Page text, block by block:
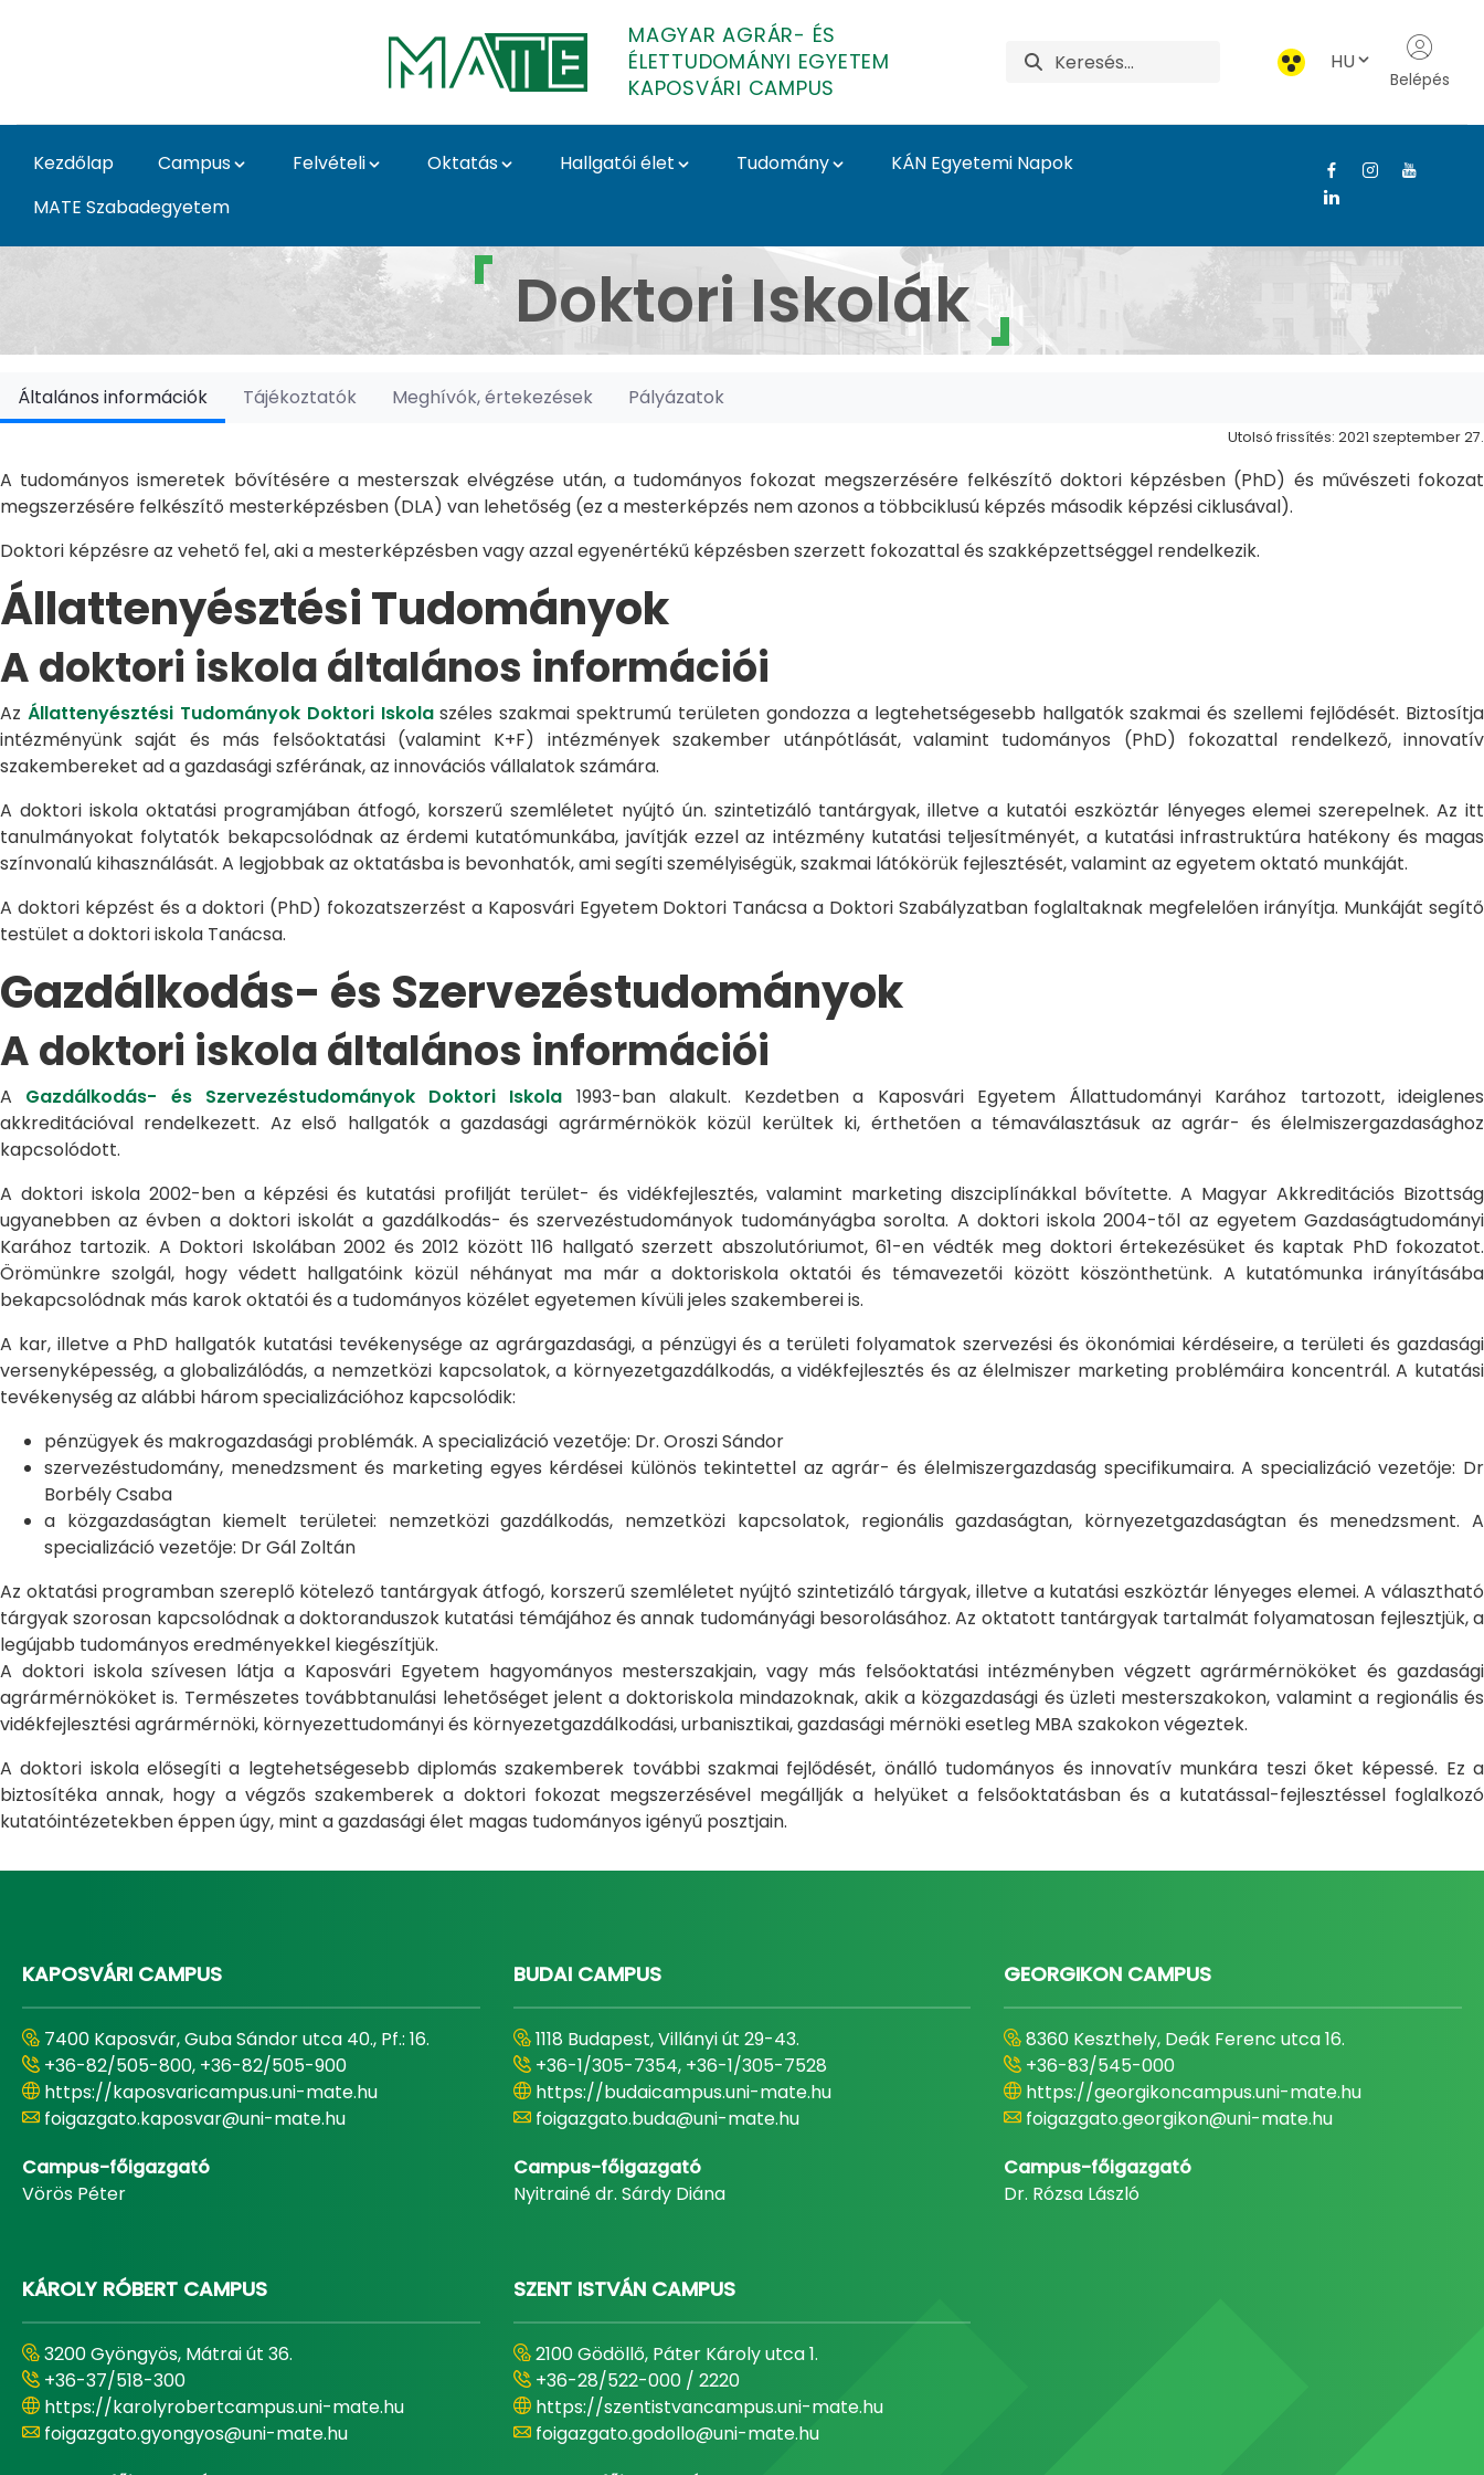
MAGYAR AGRÁR- ÉS
ÉLETTUDOMÁNYI EGYETEM
KAPOSVÁRI CAMPUS
HU
Belépés
Kezdőlap Campus Felvételi Oktatás Hallgatói élet Tudomány
KÁN Egyetemi Napok
MATE Szabadegyetem
Doktori Iskolák - Kaposvári Campus
Doktori Iskolák
Általános információk Tájékoztatók Meghívók, értekezések Pályázatok
Utolsó frissítés: 2021 szeptember 27.
A tudományos ismeretek bővítésére a mesterszak elvégzése után, a tudományos fokozat megszerzésére felkészítő doktori képzésben (PhD) és művészeti fokozat
megszerzésére felkészítő mesterképzésben (DLA) van lehetőség (ez a mesterképzés nem azonos a többciklusú képzés második képzési ciklusával).
Doktori képzésre az vehető fel, aki a mesterképzésben vagy azzal egyenértékű képzésben szerzett fokozattal és szakképzettséggel rendelkezik.
Állattenyésztési Tudományok
A doktori iskola általános információi
Az Állattenyésztési Tudományok Doktori Iskolaszéles szakmai spektrumú területen gondozza a legtehetségesebb hallgatók szakmai és szellemi fejlődését. Biztosítja
intézményünk saját és más felsőoktatási (valamint K+F) intézmények szakember utánpótlását, valamint tudományos (PhD) fokozattal rendelkező, innovatív
szakembereket ad a gazdasági szférának, az innovációs vállalatok számára.
A doktori iskola oktatási programjában átfogó, korszerű szemléletet nyújtó ún. szintetizáló tantárgyak, illetve a kutatói eszköztár lényeges elemei szerepelnek. Az itt
tanulmányokat folytatók bekapcsolódnak az érdemi kutatómunkába, javítják ezzel az intézmény kutatási teljesítményét, a kutatási infrastruktúra hatékony és magas
színvonalú kihasználását. A legjobbak az oktatásba is bevonhatók, ami segíti személyiségük, szakmai látókörük fejlesztését, valamint az egyetem oktató munkáját.
A doktori képzést és a doktori (PhD) fokozatszerzést a Kaposvári Egyetem Doktori Tanácsa a Doktori Szabályzatban foglaltaknak megfelelően irányítja. Munkáját segítő
testület a doktori iskola Tanácsa.
Gazdálkodás- és Szervezéstudományok
A doktori iskola általános információi
A Gazdálkodás- és Szervezéstudományok Doktori Iskola 1993-ban alakult. Kezdetben a Kaposvári Egyetem Állattudományi Karához tartozott, ideiglenes
akkreditációval rendelkezett. Az első hallgatók a gazdasági agrármérnökök közül kerültek ki, érthetően a témaválasztásuk az agrár- és élelmiszergazdasághoz
kapcsolódott.
A doktori iskola 2002-ben a képzési és kutatási profilját terület- és vidékfejlesztés, valamint marketing diszciplínákkal bővítette. A Magyar Akkreditációs Bizottság
ugyanebben az évben a doktori iskolát a gazdálkodás- és szervezéstudományok tudományágba sorolta. A doktori iskola 2004-től az egyetem Gazdaságtudományi
Karához tartozik. A Doktori Iskolában 2002 és 2012 között 116 hallgató szerzett abszolutóriumot, 61-en védték meg doktori értekezésüket és kaptak PhD fokozatot.
Örömünkre szolgál, hogy védett hallgatóink közül néhányat ma már a doktoriskola oktatói és témavezetői között köszönthetünk. A kutatómunka irányításába
bekapcsolódnak más karok oktatói és a tudományos közélet egyetemen kívüli jeles szakemberei is.
A kar, illetve a PhD hallgatók kutatási tevékenysége az agrárgazdasági, a pénzügyi és a területi folyamatok szervezési és ökonómiai kérdéseire, a területi és gazdasági
versenyképesség, a globalizálódás, a nemzetközi kapcsolatok, a környezetgazdálkodás, a vidékfejlesztés és az élelmiszer marketing problémáira koncentrál. A kutatási
tevékenység az alábbi három specializációhoz kapcsolódik:
pénzügyek és makrogazdasági problémák. A specializáció vezetője: Dr. Oroszi Sándor
szervezéstudomány, menedzsment és marketing egyes kérdései különös tekintettel az agrár- és élelmiszergazdaság specifikumaira. A specializáció vezetője: Dr
Borbély Csaba
a közgazdaságtan kiemelt területei: nemzetközi gazdálkodás, nemzetközi kapcsolatok, regionális gazdaságtan, környezetgazdaságtan és menedzsment. A
specializáció vezetője: Dr Gál Zoltán
Az oktatási programban szereplő kötelező tantárgyak átfogó, korszerű szemléletet nyújtó szintetizáló tárgyak, illetve a kutatási eszköztár lényeges elemei. A választható
tárgyak szorosan kapcsolódnak a doktoranduszok kutatási témájához és annak tudományági besorolásához. Az oktatott tantárgyak tartalmát folyamatosan fejlesztjük, a
legújabb tudományos eredményekkel kiegészítjük.
A doktori iskola szívesen látja a Kaposvári Egyetem hagyományos mesterszakjain, vagy más felsőoktatási intézményben végzett agrármérnököket és gazdasági
agrármérnököket is. Természetes továbbtanulási lehetőséget jelent a doktoriskola mindazoknak, akik a közgazdasági és üzleti mesterszakokon, valamint a regionális és
vidékfejlesztési agrármérnöki, környezettudományi és környezetgazdálkodási, urbanisztikai, gazdasági mérnöki esetleg MBA szakokon végeztek.
A doktori iskola elősegíti a legtehetségesebb diplomás szakemberek további szakmai fejlődését, önálló tudományos és innovatív munkára teszi őket képessé. Ez a
biztosítéka annak, hogy a végzős szakemberek a doktori fokozat megszerzésével megállják a helyüket a felsőoktatásban és a kutatással-fejlesztéssel foglalkozó
kutatóintézetekben éppen úgy, mint a gazdasági élet magas tudományos igényű posztjain.
KAPOSVÁRI CAMPUS
7400 Kaposvár, Guba Sándor utca 40., Pf.: 16.
+36-82/505-800, +36-82/505-900
https://kaposvaricampus.uni-mate.hu
foigazgato.kaposvar@uni-mate.hu
Campus-főigazgató
Vörös Péter
BUDAI CAMPUS
1118 Budapest, Villányi út 29-43.
+36-1/305-7354, +36-1/305-7528
https://budaicampus.uni-mate.hu
foigazgato.buda@uni-mate.hu
Campus-főigazgató
Nyitrainé dr. Sárdy Diána
GEORGIKON CAMPUS
8360 Keszthely, Deák Ferenc utca 16.
+36-83/545-000
https://georgikoncampus.uni-mate.hu
foigazgato.georgikon@uni-mate.hu
Campus-főigazgató
Dr. Rózsa László
KÁROLY RÓBERT CAMPUS
3200 Gyöngyös, Mátrai út 36.
+36-37/518-300
https://karolyrobertcampus.uni-mate.hu
foigazgato.gyongyos@uni-mate.hu
SZENT ISTVÁN CAMPUS
2100 Gödöllő, Páter Károly utca 1.
+36-28/522-000 / 2220
https://szentistvancampus.uni-mate.hu
foigazgato.godollo@uni-mate.hu